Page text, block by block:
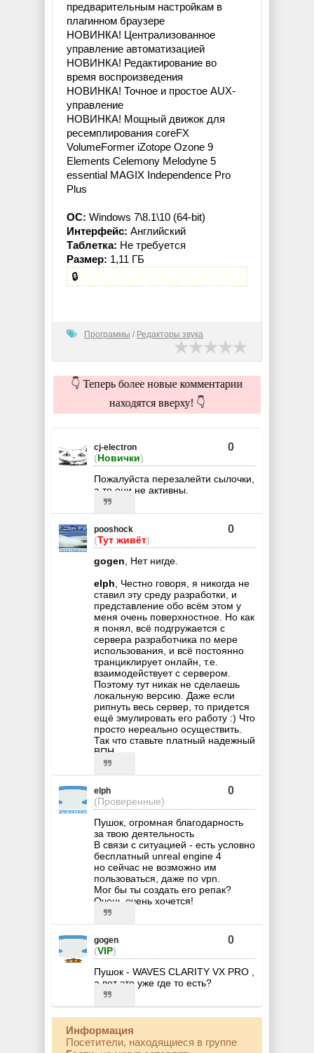
предварительным настройкам в
плагинном браузере
НОВИНКА! Централизованное
управление автоматизацией
НОВИНКА! Редактирование во
время воспроизведения
НОВИНКА! Точное и простое AUX-
управление
НОВИНКА! Мощный движок для
ресемплирования coreFX
VolumeFormer iZotope Ozone 9
Elements Celemony Melodyne 5
essential MAGIX Independence Pro
Plus
ОС: Windows 7\8.1\10 (64-bit)
Интерфейс: Английский
Таблетка: Не требуется
Размер: 1,11 ГБ
🔒
Программы / Редакторы звука
👇 Теперь более новые комментарии
находятся вверху! 👇
cj-electron
(Новички)
0
Пожалуйста перезалейти сылочки,
а то они не активны.
pooshock
(Тут живёт)
0
gogen, Нет нигде.
elph, Честно говоря, я никогда не
ставил эту среду разработки, и
представление обо всём этом у
меня очень поверхностное. Но как
я понял, всё подгружается с
сервера разработчика по мере
использования, и всё постоянно
транциклирует онлайн, т.е.
взаимодействует с сервером.
Поэтому тут никак не сделаешь
локальную версию. Даже если
рипнуть весь сервер, то придется
ещё эмулировать его работу :) Что
просто нереально осуществить.
Так что ставьте платный надежный
ВПН.
elph
(Проверенные)
0
Пушок, огромная благодарность
за твою деятельность
В связи с ситуацией - есть условно
бесплатный unreal engine 4
но сейчас не возможно им
пользоваться, даже по vpn.
Мог бы ты создать его репак?
Очень очень хочется!
gogen
(VIP)
0
Пушок - WAVES CLARITY VX PRO ,
а вот это уже где то есть?
Информация
Посетители, находящиеся в группе